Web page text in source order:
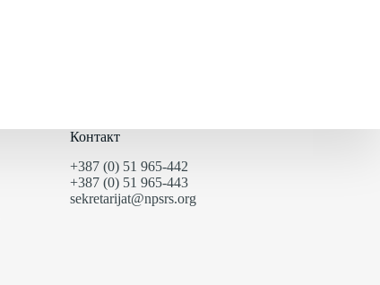
Контакт
+387 (0) 51 965-442
+387 (0) 51 965-443
sekretarijat@npsrs.org